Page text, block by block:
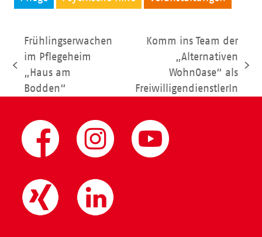
vorheriger
Beitrag:
Frühlingserwachen
im Pflegeheim
„Haus am
Bodden“
Beitrag:
Komm ins Team der
„Alternativen
WohnOase“ als
FreiwilligendienstlerIn